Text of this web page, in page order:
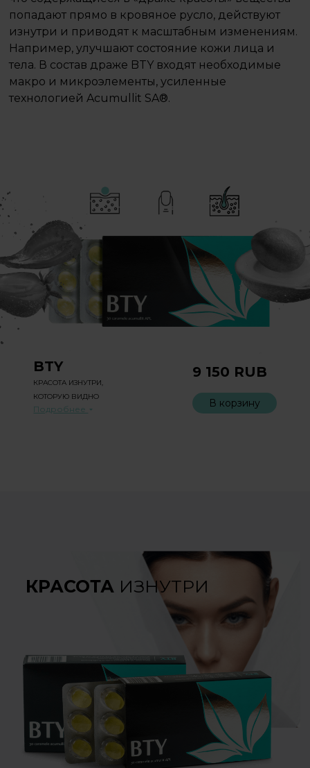
попадают прямо в кровяное русло, действуют
изнутри и приводят к масштабным изменениям.
Например, улучшают состояние кожи лица и
тела. В состав драже BTY входят необходимые
макро и микроэлементы, усиленные
технологией Acumullit SA®.
BTY
КРАСОТА ИЗНУТРИ,
КОТОРУЮ ВИДНО
Подробнее
9 150 RUB
В корзину
КРАСОТА ИЗНУТРИ